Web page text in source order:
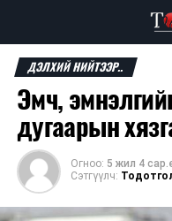
ДЭЛХИЙ НИЙТЭЭР..
Эмч,
дугаарын
Огноо: 5 жил 4
Сэтгүүлч: